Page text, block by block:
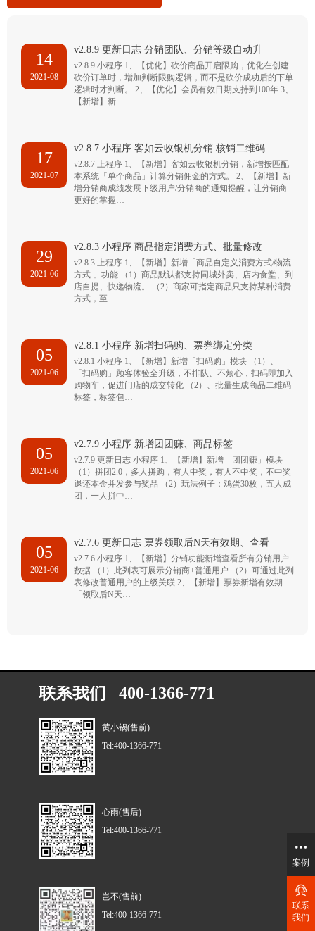
14
2021-08
v2.8.9 更新日志 分销团队、分销等级自动升
v2.8.9 小程序 1、【优化】砍价商品开启限购，优化在创建
砍价订单时，增加判断限购逻辑，而不是砍价成功后的下单
逻辑时才判断。 2、【优化】会员有效日期支持到100年 3、
【新增】新…
17
2021-07
v2.8.7 小程序 客如云收银机分销 核销二维码
v2.8.7 上程序 1、【新增】客如云收银机分销，新增按匹配
本系统「单个商品」计算分销佣金的方式。 2、【新增】新
增分销商成绩发展下级用户/分销商的通知提醒，让分销商
更好的掌握…
29
2021-06
v2.8.3 小程序 商品指定消费方式、批量修改
v2.8.3 上程序 1、【新增】新增「商品自定义消费方式/物流
方式 」功能 （1）商品默认都支持同城外卖、店内食堂、到
店自提、快递物流。 （2）商家可指定商品只支持某种消费
方式，至…
05
2021-06
v2.8.1 小程序 新增扫码购、票券绑定分类
v2.8.1 小程序 1、【新增】新增「扫码购」模块 （1）、
「扫码购」顾客体验全升级，不排队、不烦心，扫码即加入
购物车，促进门店的成交转化 （2）、批量生成商品二维码
标签，标签包…
05
2021-06
v2.7.9 小程序 新增团团赚、商品标签
v2.7.9 更新日志 小程序 1、【新增】新增「团团赚」模块
（1）拼团2.0，多人拼购，有人中奖，有人不中奖，不中奖
退还本金并发参与奖品 （2）玩法例子：鸡蛋30枚，五人成
团，一人拼中…
05
2021-06
v2.7.6 更新日志 票券领取后N天有效期、查看
v2.7.6 小程序 1、【新增】分销功能新增查看所有分销用户
数据 （1）此列表可展示分销商+普通用户 （2）可通过此列
表修改普通用户的上级关联 2、【新增】票券新增有效期
「领取后N天…
联系我们 400-1366-771
黄小锅(售前)
Tel:400-1366-771
心雨(售后)
Tel:400-1366-771
岂不(售前)
Tel:400-1366-771
案例
联系
我们